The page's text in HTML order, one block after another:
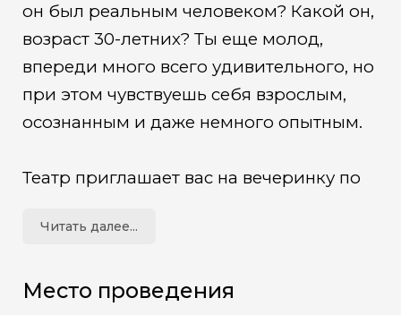
он был реальным человеком? Какой он,
возраст 30-летних? Ты еще молод,
впереди много всего удивительного, но
при этом чувствуешь себя взрослым,
осознанным и даже немного опытным.
Театр приглашает вас на вечеринку по
состоять из дорогих театру
крутой музыки. Возможно, вы даже
Читать далее...
Место проведения